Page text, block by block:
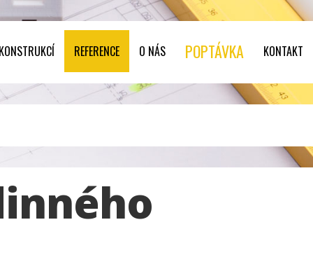
REFERENCE O NÁS POPTÁVKA KONTAKT